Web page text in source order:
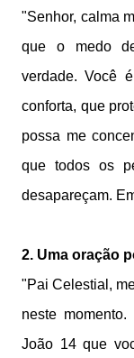
"Senhor, calma
que o medo
verdade. Você
conforta, que
possa me
que todos os
desapareçam.
2. Uma oração
"Pai Celestial,
neste
João 14 que